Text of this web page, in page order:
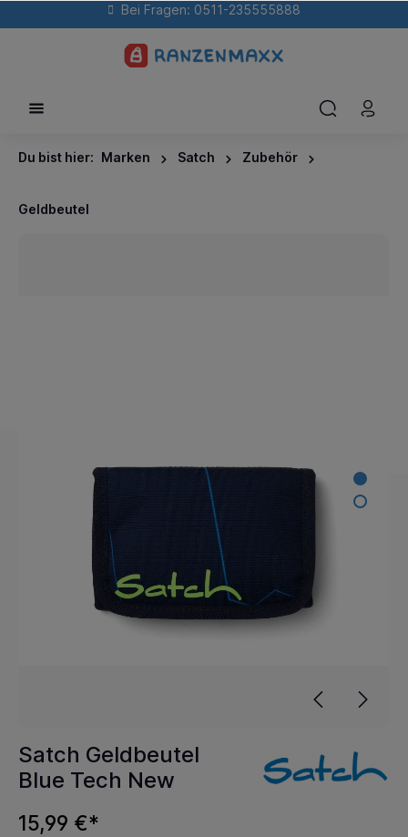
Bei Fragen: 0511-235555888
Du bist hier: Marken Satch Zubehör
Geldbeutel
Satch Geldbeutel
Blue Tech New
15,99 €*